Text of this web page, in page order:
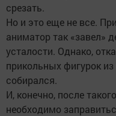
срезать.
Но и это еще не все.
аниматор так «завел»
усталости. Однако,
прикольных фигурок
собирался.
И, конечно, после
необходимо